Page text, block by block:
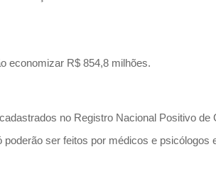
economizar R$ 854,8 milhões.
no Registro Nacional Positivo de
ser feitos por médicos e psicólogos